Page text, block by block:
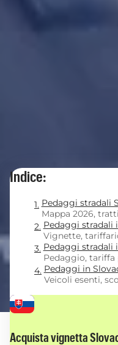
Indice:
Pedaggi stradali
Mappa 2026,
Pedaggi stradali
Vignette,
Pedaggi stradali
Pedaggio, tariffa
Pedaggi in
Veicoli esenti,
Acquista vignetta